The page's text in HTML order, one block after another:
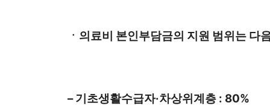
ㆍ의료비 본인부담금의 지원 범위는 다
– 기초생활수급자·차상위계층 : 80%